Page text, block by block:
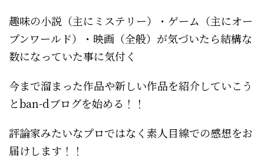
趣味の小説（主にミステリー）・ゲーム（主にオー
プンワールド）・映画（全般）が気づいたら結構な
数になっていた事に気付く
今まで溜まった作品や新しい作品を紹介していこう
とban-dブログを始める！！
評論家みたいなプロではなく素人目線での感想をお
届けします！！